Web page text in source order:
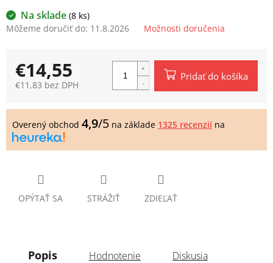
Na sklade (8 ks)
Môžeme doručiť do: 11.8.2026 Možnosti doručenia
OPÝTAŤ SA STRÁŽIŤ ZDIEĽAŤ
€14,55
€11,83 bez DPH
cena:
Pridať do košíka
Overený obchod 4,9/5 na základe 1325 recenzií na
Popis Hodnotenie Diskusia